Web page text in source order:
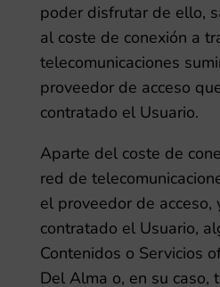
poder disfrutar de ello,
al coste de conexión a
telecomunicaciones
proveedor de acceso
contratado el Usuario.
Aparte del coste de
red de
el proveedor de acceso,
contratado el Usuario,
Contenidos o Servicios
Del Alma o, en su caso,